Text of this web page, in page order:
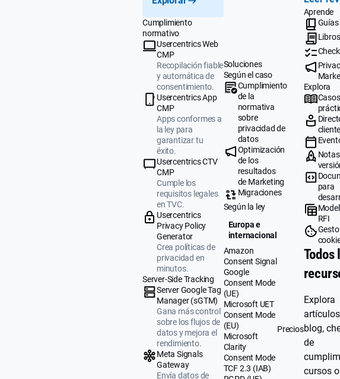
Cumplimiento
normativo
Usercentrics Web
CMP
Recopilación fiable
y automática de
consentimiento.
Usercentrics App
CMP
Apps conformes a
la ley para
garantizar tu
éxito.
Usercentrics CTV
CMP
Cumple los
requisitos legales
en TVC.
Usercentrics
Privacy Policy
Generator
Crea políticas de
privacidad en
minutos.
Server-Side Tracking
Server Google Tag
Manager (sGTM)
Gana más control
sobre los flujos de
datos y mejora el
rendimiento.
Meta Signals
Gateway
Envía datos de
Soluciones
Según el caso
Cumplimiento
de la
normativa
sobre
privacidad de
datos
Optimización
de los
resultados
de Marketing
Migraciones
Según la ley
Europa e
internacional
Amazon
Consent Signal
Google
Consent Mode
(UE)
Microsoft UET
Consent Mode
(EU)
Microsoft
Clarity
Consent Mode
TCF 2.3 (IAB)
Precios
Aprende
Guías
Explora
Casos
para
RFI
Todos
Explora
blog,
de
cursos